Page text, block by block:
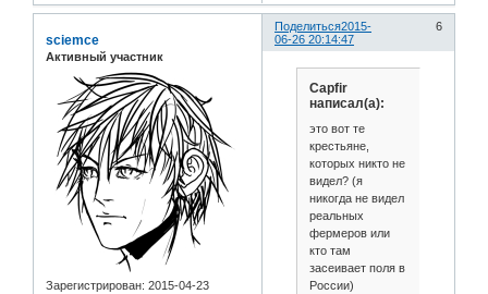
Поделиться 6
2015-
06-26 20:14:47
sciemce
Активный участник
Зарегистрирован: 2015-04-23
Capfir
написал(а):
это вот те
крестьяне,
которых никто не
видел? (я
никогда не видел
реальных
фермеров или
кто там
засеивает поля в
России)